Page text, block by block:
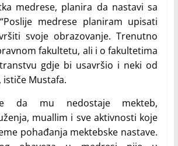
medrese, planira da nastavi sa
medrese planiram upisati
svoje obrazovanje. Trenutno
fakultetu, ali i o fakultetima
gdje bi usavršio i neki od
ističe Mustafa.
da mu nedostaje mekteb,
muallim i sve aktivnosti koje
pohađanja mektebske nastave.